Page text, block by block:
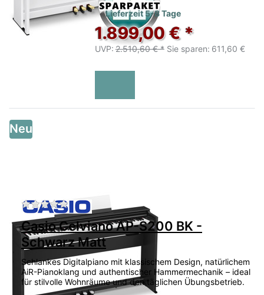
Lieferzeit 5-8 Tage
1.899,00 € *
UVP: 2.510,60 € * Sie sparen: 611,60 €
Neu
Zu diesem Produkt liegen noch keine
Casio Celviano AP-S200 BK -
Schwarz Matt
Schlankes Digitalpiano mit klassischem Design, natürlichem
AiR-Pianoklang und authentischer Hammermechanik – ideal
für stilvolle Wohnräume und den täglichen Übungsbetrieb.